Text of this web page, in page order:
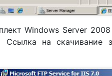
Windows Server
Ссылка на скачивание